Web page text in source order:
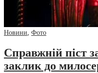
Новини, Фото
Справжній піст
заклик до